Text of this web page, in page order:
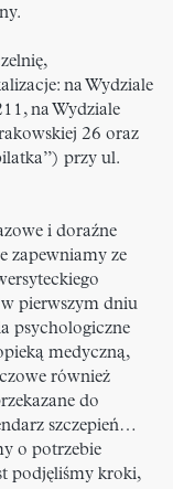
na Wydziale
na Wydziale
26 oraz
przy ul.
i doraźne
zapewniamy ze
pierwszym dniu
psychologiczne
medyczną,
również
do
szczepień…
o potrzebie
podjęliśmy kroki,